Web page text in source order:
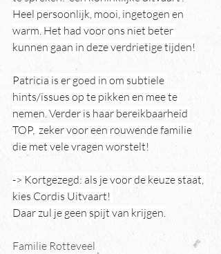
Heel persoonlijk, mooi, ingetogen en
warm. Het had voor ons niet beter
kunnen gaan in deze verdrietige tijden!
Patricia is er goed in om subtiele
hints/issues op te pikken en mee te
nemen. Verder is haar bereikbaarheid
TOP,  zeker voor een rouwende familie
die met vele vragen worstelt!
-> Kortgezegd: als je voor de keuze staat,
kies Cordis Uitvaart!
Daar zul je geen spijt van krijgen.
Familie Rotteveel